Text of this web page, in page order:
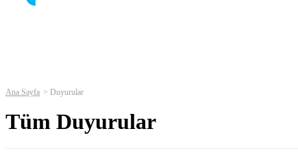
Ana Sayfa Duyurular
Tüm Duyurular